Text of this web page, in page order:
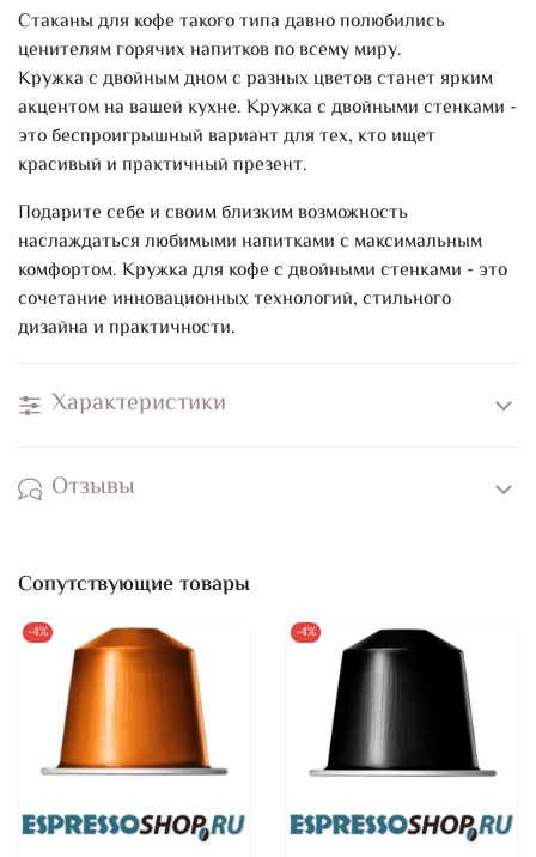
Стаканы для кофе такого типа давно полюбились
ценителям горячих напитков по всему миру.
Кружка с двойным дном с разных цветов станет ярким
акцентом на вашей кухне. Кружка с двойными стенками -
это беспроигрышный вариант для тех, кто ищет
красивый и практичный презент.
Подарите себе и своим близким возможность
наслаждаться любимыми напитками с максимальным
комфортом. Кружка для кофе с двойными стенками - это
сочетание инновационных технологий, стильного
дизайна и практичности.
Характеристики
Отзывы
Сопутствующие товары
-4% -4%